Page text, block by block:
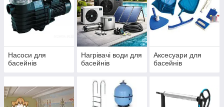
Насоси для
басейнів
Нагрівачі води для
басейнів
Аксесуари для
басейнів